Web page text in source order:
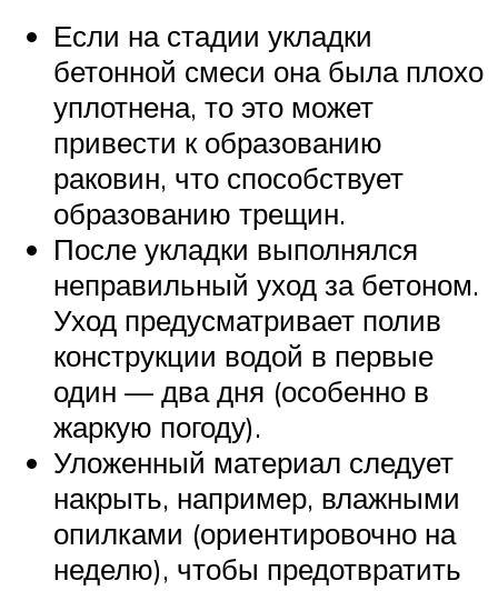
Если на стадии укладки
бетонной смеси она была плохо
уплотнена, то это может
привести к образованию
раковин, что способствует
образованию трещин.
После укладки выполнялся
неправильный уход за бетоном.
Уход предусматривает полив
конструкции водой в первые
один — два дня (особенно в
жаркую погоду).
Уложенный материал следует
накрыть, например, влажными
опилками (ориентировочно на
неделю), чтобы предотвратить